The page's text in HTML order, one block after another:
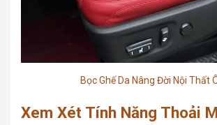
Bọc Ghế Da Nâng Đời Nội Thất
Xem Xét Tính Năng Thoải